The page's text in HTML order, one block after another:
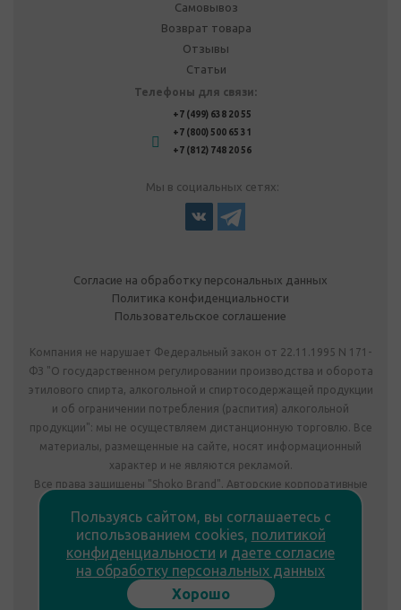
Самовывоз
Возврат товара
Отзывы
Статьи
Телефоны для связи:
+7 (499) 638 20 55
+7 (800) 500 65 31
+7 (812) 748 20 56
Мы в социальных сетях:
Согласие на обработку персональных данных
Политика конфиденциальности
Пользовательское соглашение
Компания не нарушает Федеральный закон от 22.11.1995 N 171-
ФЗ "О государственном регулировании производства и оборота
этилового спирта, алкогольной и спиртосодержащей продукции
и об ограничении потребления (распития) алкогольной
продукции": мы не осуществляем дистанционную торговлю. Все
материалы, размещенные на сайте, носят информационный
характер и не являются рекламой.
Все права защищены "Shoko Brand". Авторские корпоративные
Комплектация подарка может отличаться от изображения.
Информация на сайте не является публичной офертой.
Сведения о продавце:
ООО «Фабрика подарков», лицензия №78РПА0009672 от
23.05.2023
Пользуясь сайтом, вы соглашаетесь с
использованием cookies, политикой
конфиденциальности и даете согласие
на обработку персональных данных
Хорошо